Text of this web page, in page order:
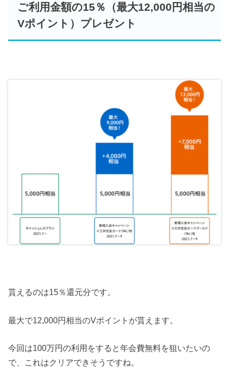
ご利用金額の15％（最大12,000円相当の
Vポイント）プレゼント
貰えるのは15％還元分です。
最大で12,000円相当のVポイントが貰えます。
今回は100万円の利用をすると年会費無料を狙いたいの
で、これはクリアできそうですね。